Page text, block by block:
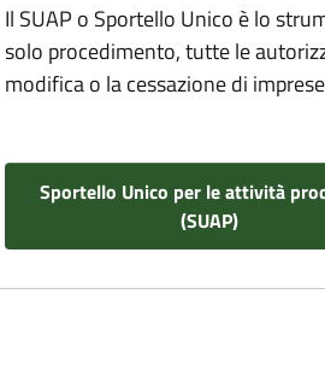
Il SUAP o Sportello Unico è lo
solo procedimento, tutte le
modifica o la cessazione di
Sportello Unico per le attività
(SUAP)